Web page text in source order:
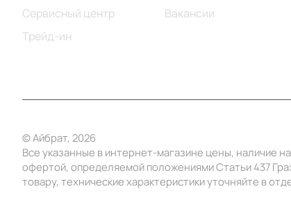
Сервисный центр
Трейд-ин
Вакансии
© Айбрат, 2026
Все указанные в интернет-магазине цены, наличие
офертой, определяемой положениями Статьи 437
товару, технические характеристики уточняйте в